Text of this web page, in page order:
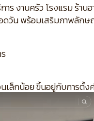
งานครัว โรงแรม ร้านอ
วัน พร้อมเสริมภาพลักษ
ล็กน้อย ขึ้นอยู่กับการตั้ง